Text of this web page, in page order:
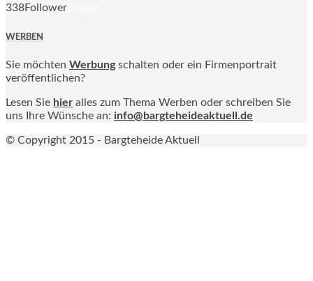
338Follower
WERBEN
Sie möchten Werbung schalten oder ein Firmenportrait
veröffentlichen?
Lesen Sie hier alles zum Thema Werben oder schreiben Sie
uns Ihre Wünsche an: info@bargteheideaktuell.de
© Copyright 2015 - Bargteheide Aktuell